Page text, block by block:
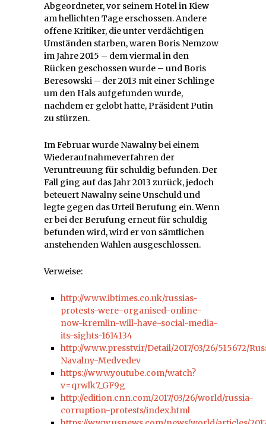
Abgeordneter, vor seinem Hotel in Kiew
am hellichten Tage erschossen. Andere
offene Kritiker, die unter verdächtigen
Umständen starben, waren Boris Nemzow
im Jahre 2015 – dem viermal in den
Rücken geschossen wurde – und Boris
Beresowski – der 2013 mit einer Schlinge
um den Hals aufgefunden wurde,
nachdem er gelobt hatte, Präsident Putin
zu stürzen.
Im Februar wurde Nawalny bei einem
Wiederaufnahmeverfahren der
Veruntreuung für schuldig befunden. Der
Fall ging auf das Jahr 2013 zurück, jedoch
beteuert Nawalny seine Unschuld und
legte gegen das Urteil Berufung ein. Wenn
er bei der Berufung erneut für schuldig
befunden wird, wird er von sämtlichen
anstehenden Wahlen ausgeschlossen.
Verweise:
http://www.ibtimes.co.uk/russias-
protests-were-organised-online-
now-kremlin-will-have-social-media-
its-sights-1614134
http://www.presstv.ir/Detail/2017/03/26/515672/
Navalny-Medvedev
https://www.youtube.com/watch?
v=qrwlk7_GF9g
http://edition.cnn.com/2017/03/26/world/russia-
corruption-protests/index.html